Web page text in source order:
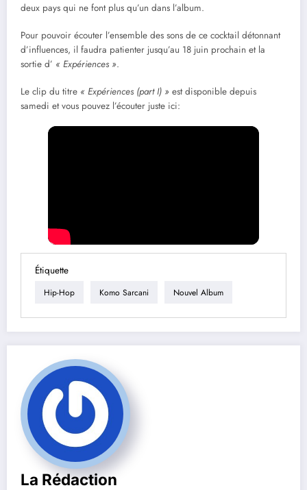
deux pays qui ne font plus qu’un dans l’album.
Pour pouvoir écouter l’ensemble des sons de ce cocktail détonnant
d’influences, il faudra patienter jusqu’au 18 juin prochain et la
sortie d’ « Expériences ».
Le clip du titre « Expériences (part I) » est disponible depuis
samedi et vous pouvez l’écouter juste ici:
Étiquette
Hip-Hop Komo Sarcani Nouvel Album
La Rédaction